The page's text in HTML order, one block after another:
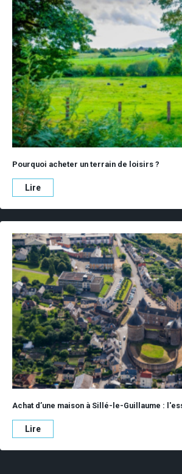
Pourquoi acheter un terrain de loisirs ?
Lire
Achat d’une maison à Sillé-le-Guillaume :
Lire